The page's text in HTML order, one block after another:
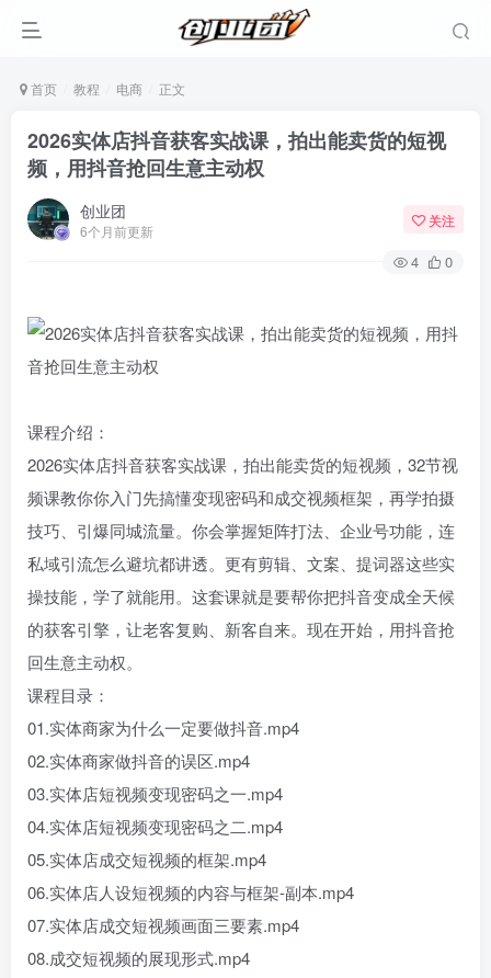
首页 教程 电商 正文
2026实体店抖音获客实战课，拍出能卖货的短视
频，用抖音抢回生意主动权
创业团
6个月前更新
关注
4 0
课程介绍：
2026实体店抖音获客实战课，拍出能卖货的短视频，32节视
频课教你你入门先搞懂变现密码和成交视频框架，再学拍摄
技巧、引爆同城流量。你会掌握矩阵打法、企业号功能，连
私域引流怎么避坑都讲透。更有剪辑、文案、提词器这些实
操技能，学了就能用。这套课就是要帮你把抖音变成全天候
的获客引擎，让老客复购、新客自来。现在开始，用抖音抢
回生意主动权。
课程目录：
01.实体商家为什么一定要做抖音.mp4
02.实体商家做抖音的误区.mp4
03.实体店短视频变现密码之一.mp4
04.实体店短视频变现密码之二.mp4
05.实体店成交短视频的框架.mp4
06.实体店人设短视频的内容与框架-副本.mp4
07.实体店成交短视频画面三要素.mp4
08.成交短视频的展现形式.mp4